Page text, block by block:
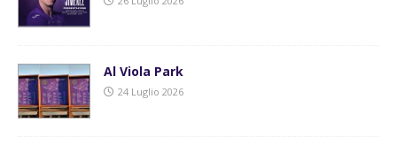
Al Viola Park
24 Luglio 2026